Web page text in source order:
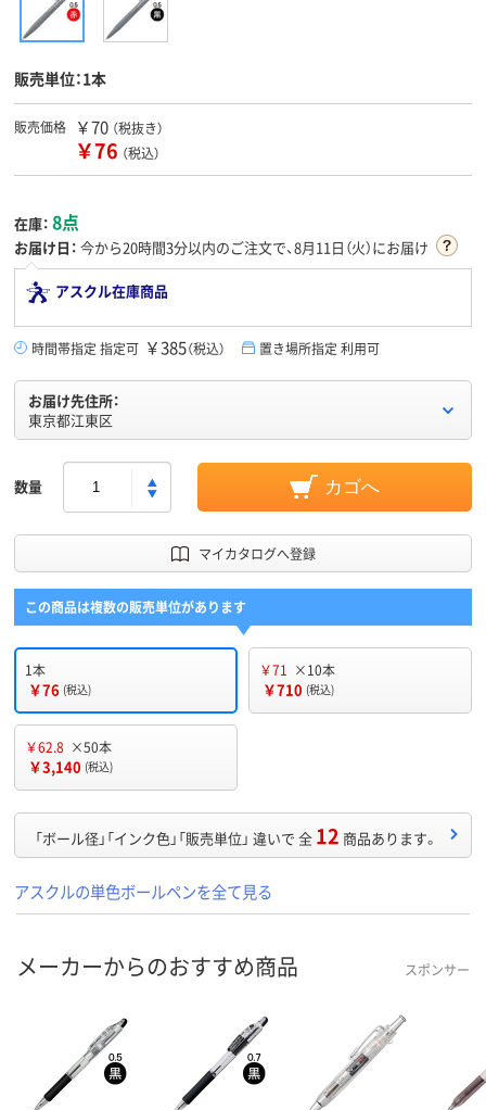
販売単位：1本
販売価格 ￥70 （税抜き）
￥76 （税込）
在庫： 8点
お届け日： 今から20時間3分以内のご注文で、8月11日（火）にお届け
アスクル在庫商品
時間帯指定 指定可 ￥385（税込） 置き場所指定 利用可
お届け先住所：
東京都江東区
数量 カゴへ
マイカタログへ登録
この商品は複数の販売単位があります
1本
￥76 (税込)
￥71 ×10本
￥710 (税込)
￥62.8 ×50本
￥3,140 (税込)
「ボール径」「インク色」「販売単位」 違いで 全 12 商品あります。
アスクルの単色ボールペンを全て見る
メーカーからのおすすめ商品 スポンサー